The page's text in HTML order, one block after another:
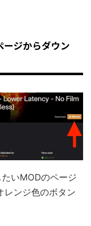
ジからダウン
いMODのページ
レンジ色のボタン